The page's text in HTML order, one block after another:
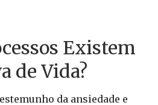
Existem
de Vida?
da ansiedade e